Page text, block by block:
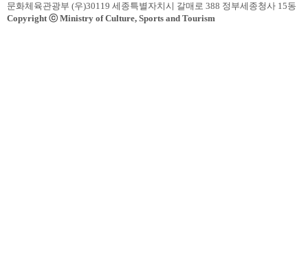
문화체육관광부 (우)30119 세종특별자치시 갈매로 388 정부세종청사 15동
Copyright ⓒ Ministry of Culture, Sports and Tourism